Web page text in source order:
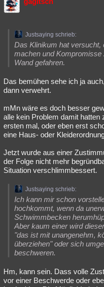
Justsaying schrieb:
Das Klinikum hat versucht,
machen und Kompromisse
Wand gefahren.
Das bemühen sehe ich ja
dann verwehrt.
mMn wäre es doch besser
alle kein Problem damit hatten
ersten mal, oder eben erst
eine Haus- oder
Jetzt wurde aus einer
der Folge nicht mehr
Situation verschlimmbessert.
Justsaying schrieb:
Ich kann mir schon
hochkommt, wenn da
Schwimmbecken
Aber kaum einer wird
"das ist mit unangenehm,
überziehen" oder sich
beschweren.
Hm, kann sein. Dass volle
vor einer Beschwerde oder